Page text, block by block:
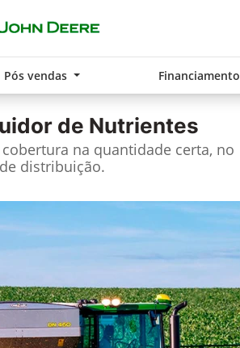
Pós vendas Financiamento
de Nutrientes
na quantidade certa, no
distribuição.